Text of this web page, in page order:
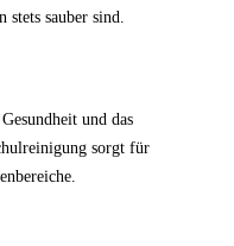
stets sauber sind.
und das
sorgt für